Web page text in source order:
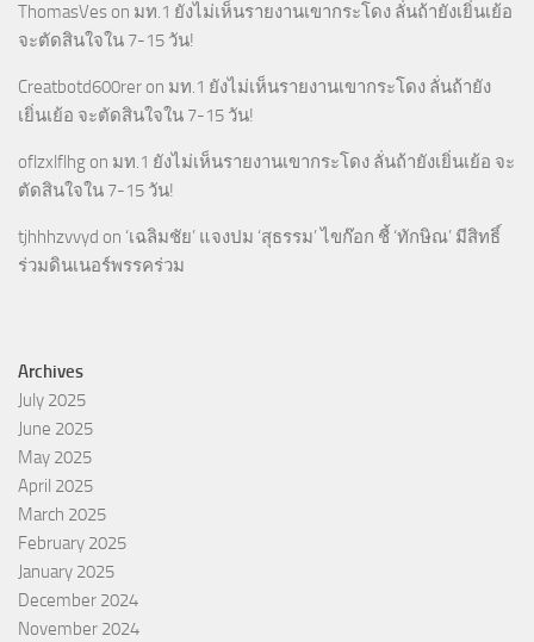
ThomasVes on มท.1 ยังไม่เห็นรายงานเขากระโดง ลั่นถ้ายังเยิ่นเย้อ
จะตัดสินใจใน 7-15 วัน!
Creatbotd600rer on มท.1 ยังไม่เห็นรายงานเขากระโดง ลั่นถ้ายัง
เยิ่นเย้อ จะตัดสินใจใน 7-15 วัน!
oflzxlflhg on มท.1 ยังไม่เห็นรายงานเขากระโดง ลั่นถ้ายังเยิ่นเย้อ จะ
ตัดสินใจใน 7-15 วัน!
tjhhhzvvyd on ‘เฉลิมชัย’ แจงปม ‘สุธรรม’ ไขก๊อก ชี้ ‘ทักษิณ’ มีสิทธิ์
ร่วมดินเนอร์พรรคร่วม
Archives
July 2025
June 2025
May 2025
April 2025
March 2025
February 2025
January 2025
December 2024
November 2024